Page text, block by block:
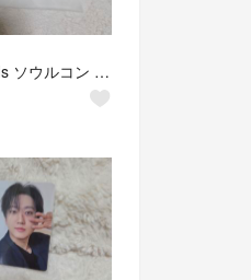
Stray Kids ソウルコン 入場特典